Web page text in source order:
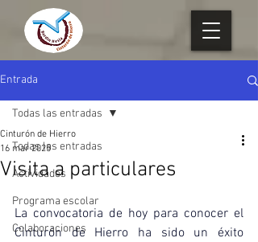
Entrada
Todas las entradas
Actividades
Programa escolar
Colaboraciones
Todas las entradas
Visita a particulares
Cinturón de Hierro
16 mar 2025
La convocatoria de hoy para conocer el
Cinturón de Hierro ha sido un éxito